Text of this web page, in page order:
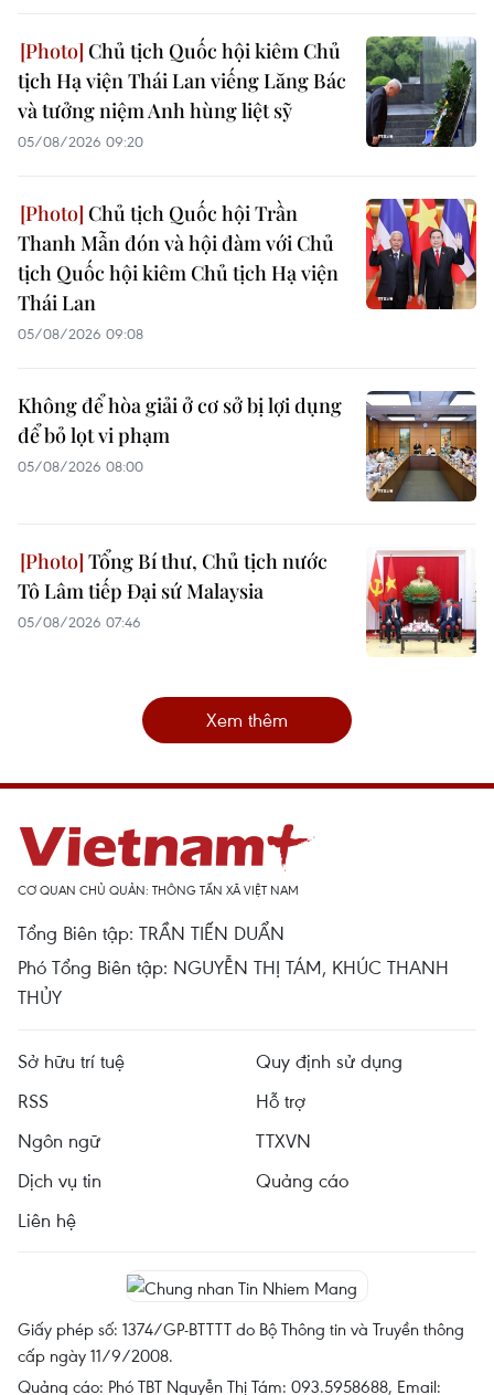
Chủ tịch Quốc hội kiêm Chủ
tịch Hạ viện Thái Lan viếng Lăng Bác
và tưởng niệm Anh hùng liệt sỹ
05/08/2026 09:20
Chủ tịch Quốc hội Trần
Thanh Mẫn đón và hội đàm với Chủ
tịch Quốc hội kiêm Chủ tịch Hạ viện
Thái Lan
05/08/2026 09:08
Không để hòa giải ở cơ sở bị lợi dụng
để bỏ lọt vi phạm
05/08/2026 08:00
Tổng Bí thư, Chủ tịch nước
Tô Lâm tiếp Đại sứ Malaysia
05/08/2026 07:46
Xem thêm
CƠ QUAN CHỦ QUẢN: THÔNG TẤN XÃ VIỆT NAM
Tổng Biên tập: TRẦN TIẾN DUẨN
Phó Tổng Biên tập: NGUYỄN THỊ TÁM, KHÚC THANH
THỦY
Sở hữu trí tuệ
Quy định sử dụng
RSS
Hỗ trợ
Ngôn ngữ
TTXVN
Dịch vụ tin
Quảng cáo
Liên hệ
Giấy phép số: 1374/GP-BTTTT do Bộ Thông tin và Truyền thông
cấp ngày 11/9/2008.
Quảng cáo: Phó TBT Nguyễn Thị Tám: 093.5958688, Email: